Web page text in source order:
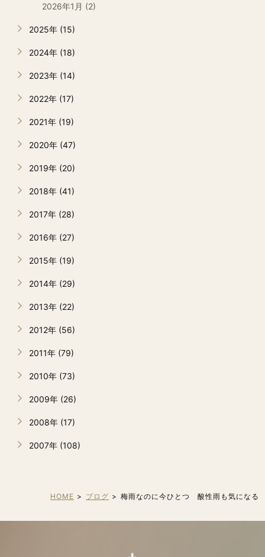
2026年1月 (2)
2025年 (15)
2024年 (18)
2023年 (14)
2022年 (17)
2021年 (19)
2020年 (47)
2019年 (20)
2018年 (41)
2017年 (28)
2016年 (27)
2015年 (19)
2014年 (29)
2013年 (22)
2012年 (56)
2011年 (79)
2010年 (73)
2009年 (26)
2008年 (17)
2007年 (108)
HOME ブログ 梅雨なのに今ひとつ 酸性雨も気になる